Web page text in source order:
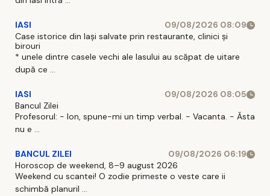
IASI
09/08/2026 08:09
Case istorice din Iași salvate prin restaurante, clinici și
birouri
* unele dintre casele vechi ale Iasului au scăpat de uitare
după ce ...
IASI
09/08/2026 08:05
Bancul Zilei
Profesorul: - Ion, spune-mi un timp verbal. - Vacanta. - Ăsta
nu e ...
BANCUL ZILEI
09/08/2026 06:19
Horoscop de weekend, 8–9 august 2026
Weekend cu scantei! O zodie primeste o veste care ii
schimbă planuril ...